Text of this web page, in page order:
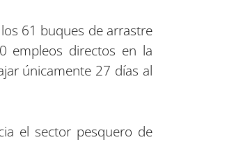
61 buques de arrastre
empleos directos en la
únicamente 27 días al
el sector pesquero de